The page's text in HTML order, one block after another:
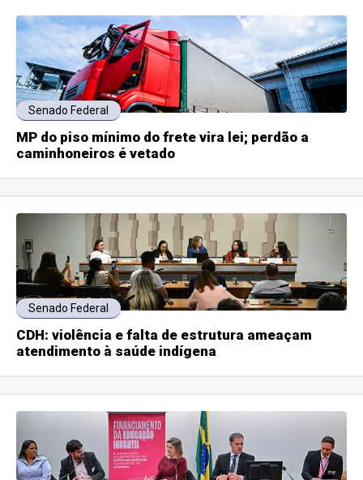
Senado Federal
MP do piso mínimo do frete vira lei; perdão a
caminhoneiros é vetado
Senado Federal
CDH: violência e falta de estrutura ameaçam
atendimento à saúde indígena